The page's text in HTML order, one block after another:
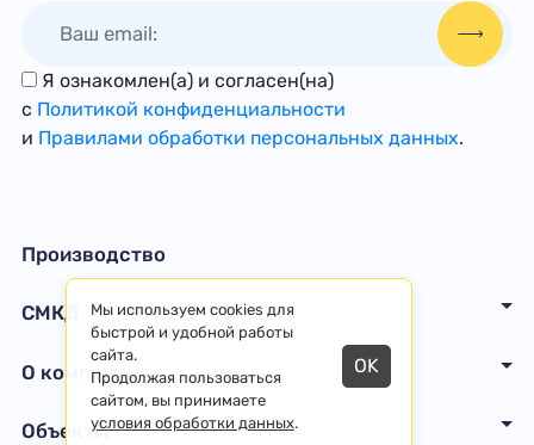
Я ознакомлен(а) и согласен(на)
с Политикой конфиденциальности
и Правилами обработки персональных данных.
Производство
СМКД
О компании
Объекты
Мы используем cookies для
быстрой и удобной работы
сайта.
Продолжая пользоваться
сайтом, вы принимаете
условия обработки данных.
OK